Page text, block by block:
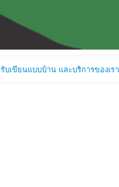
รับเขียนแบบบ้าน และบริการของเรา